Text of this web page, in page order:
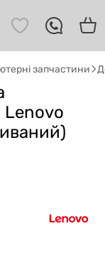
запчастини
Lenovo